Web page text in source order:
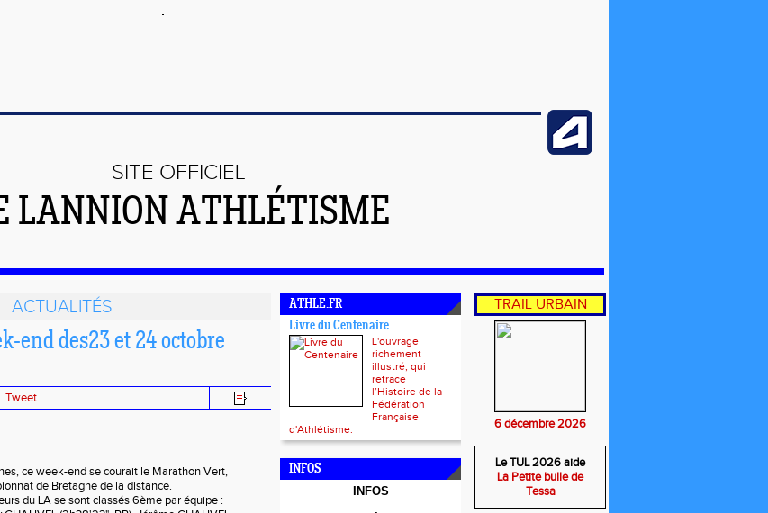
SITE OFFICIEL
LANNION ATHLÉTISME
ACTUALITÉS
end des23 et 24 octobre
Tweet
ce week-end se courait le Marathon Vert,
de Bretagne de la distance.
du LA se sont classés 6ème par équipe :
ATHLE.FR
Livre du Centenaire
L'ouvrage
richement
illustré, qui
retrace
l’Histoire de la
Fédération
Française
d'Athlétisme.
INFOS
INFOS
TRAIL URBAIN
6 décembre 2026
Le TUL 2026 aide
La Petite bulle de
Tessa